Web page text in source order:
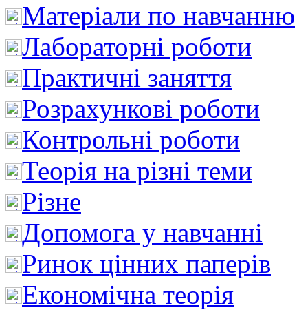
Матеріали по навчанню
Лабораторні роботи
Практичні заняття
Розрахункові роботи
Контрольні роботи
Теорія на різні теми
Різне
Допомога у навчанні
Ринок цінних паперів
Економічна теорія